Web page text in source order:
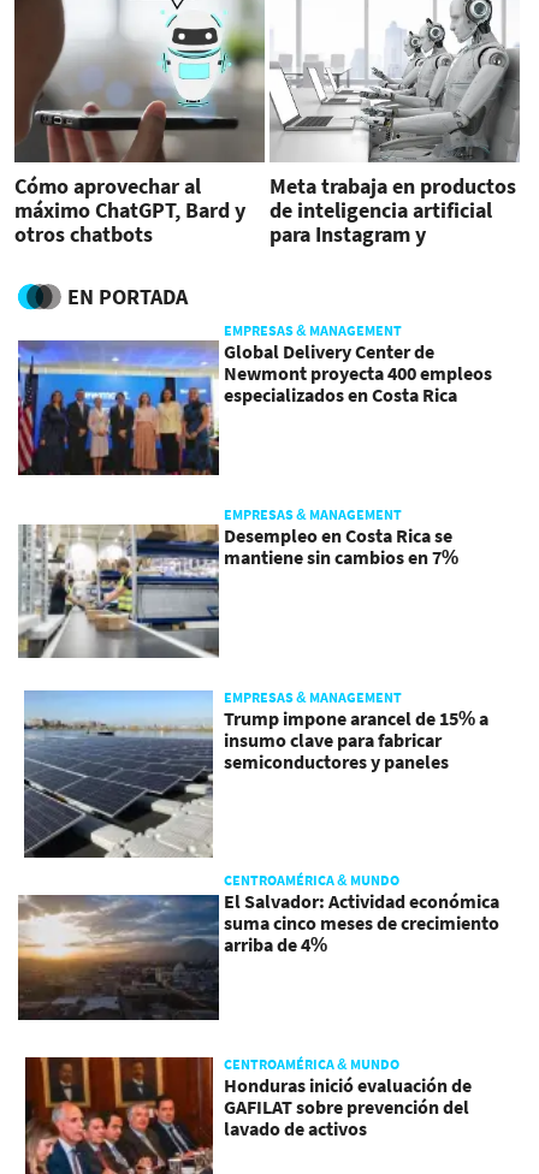
Cómo aprovechar al
máximo ChatGPT, Bard y
otros chatbots
Meta trabaja en productos
de inteligencia artificial
para Instagram y
EN PORTADA
EMPRESAS & MANAGEMENT
Global Delivery Center de
Newmont proyecta 400 empleos
especializados en Costa Rica
EMPRESAS & MANAGEMENT
Desempleo en Costa Rica se
mantiene sin cambios en 7%
EMPRESAS & MANAGEMENT
Trump impone arancel de 15% a
insumo clave para fabricar
semiconductores y paneles
CENTROAMÉRICA & MUNDO
El Salvador: Actividad económica
suma cinco meses de crecimiento
arriba de 4%
CENTROAMÉRICA & MUNDO
Honduras inició evaluación de
GAFILAT sobre prevención del
lavado de activos